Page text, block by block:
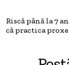
Riscă până la 7
că practica